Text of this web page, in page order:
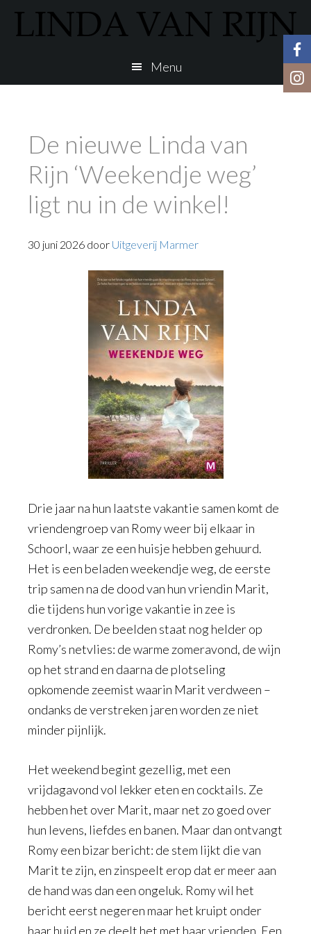
Door
Menu
De nieuwe Linda van
Rijn ‘Weekendje weg’
ligt nu in de winkel!
30 juni 2026 door Uitgeverij Marmer
Drie jaar na hun laatste vakantie samen komt de
vriendengroep van Romy weer bij elkaar in
Schoorl, waar ze een huisje hebben gehuurd.
Het is een beladen weekendje weg, de eerste
trip samen na de dood van hun vriendin Marit,
die tijdens hun vorige vakantie in zee is
verdronken. De beelden staat nog helder op
Romy’s netvlies: de warme zomeravond, de wijn
op het strand en daarna de plotseling
opkomende zeemist waarin Marit verdween –
ondanks de verstreken jaren worden ze niet
minder pijnlijk.
Het weekend begint gezellig, met een
vrijdagavond vol lekker eten en cocktails. Ze
hebben het over Marit, maar net zo goed over
hun levens, liefdes en banen. Maar dan ontvangt
Romy een bizar bericht: de stem lijkt die van
Marit te zijn, en zinspeelt erop dat er meer aan
de hand was dan een ongeluk. Romy wil het
bericht eerst negeren maar het kruipt onder
haar huid en ze deelt het met haar vrienden. Een